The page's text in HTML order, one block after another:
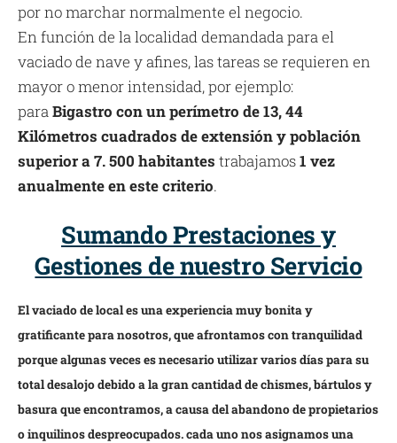
por no marchar normalmente el negocio.
En función de la localidad demandada para el
vaciado de nave y afines, las tareas se requieren en
mayor o menor intensidad, por ejemplo:
paraBigastro con un perímetro de 13, 44
Kilómetros cuadrados de extensión y población
superior a 7. 500 habitantes trabajamos1 vez
anualmente en este criterio.
Sumando Prestaciones y
Gestiones de nuestro Servicio
El vaciado de local es una experiencia muy bonita y
gratificante para nosotros, que afrontamos con tranquilidad
porque algunas veces es necesario utilizar varios días para su
total desalojo debido a la gran cantidad de chismes, bártulos y
basura que encontramos, a causa del abandono de propietarios
o inquilinos despreocupados. cada uno nos asignamos una